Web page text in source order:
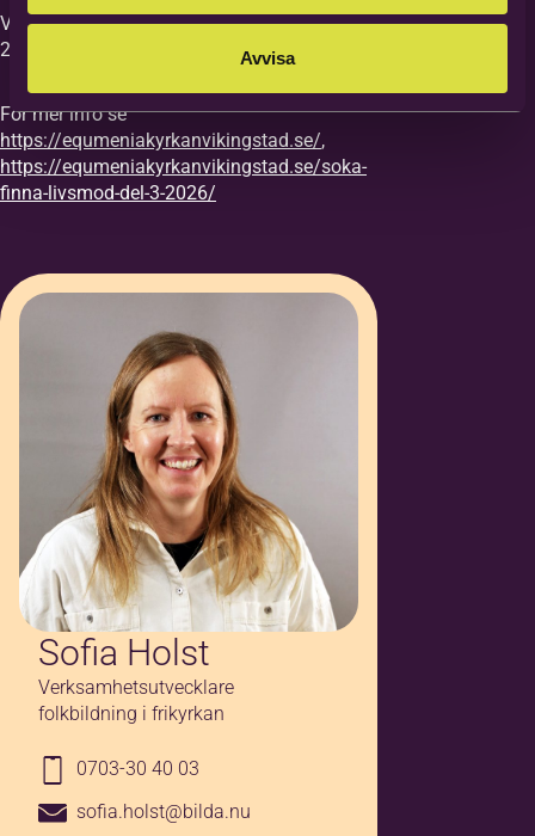
Avvisa
Vi vill ha din anmälan till kursen senast
27/8.
För mer info se
https://equmeniakyrkanvikingstad.se/,
https://equmeniakyrkanvikingstad.se/soka-
finna-livsmod-del-3-2026/
Sofia Holst
Verksamhetsutvecklare
folkbildning i frikyrkan
0703-30 40 03
sofia.holst@bilda.nu